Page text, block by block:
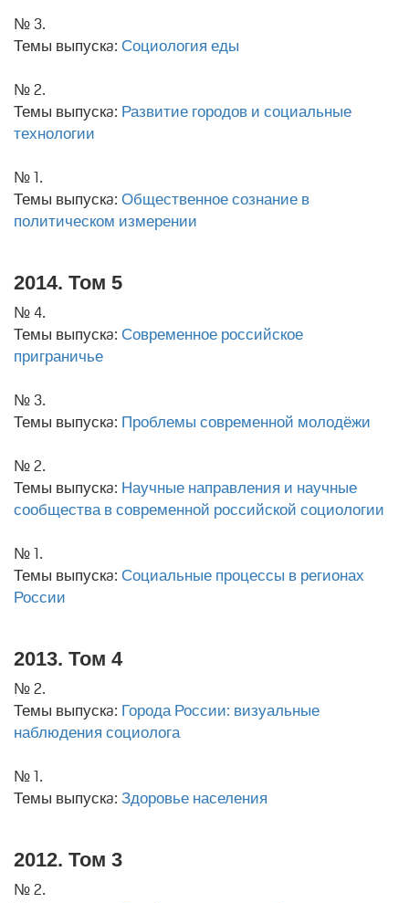
№ 3.
Темы выпускa: Социология еды
№ 2.
Темы выпускa: Развитие городов и социальные
технологии
№ 1.
Темы выпускa: Общественное сознание в
политическом измерении
2014. Том 5
№ 4.
Темы выпускa: Современное российское
приграничье
№ 3.
Темы выпускa: Проблемы современной молодёжи
№ 2.
Темы выпускa: Научные направления и научные
сообщества в современной российской социологии
№ 1.
Темы выпускa: Социальные процессы в регионах
России
2013. Том 4
№ 2.
Темы выпускa: Города России: визуальные
наблюдения социолога
№ 1.
Темы выпускa: Здоровье населения
2012. Том 3
№ 2.